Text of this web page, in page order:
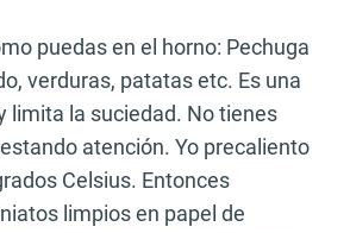
puedas en el horno: Pechuga
verduras, patatas etc. Es una
limita la suciedad. No tienes
atención. Yo precaliento
Celsius. Entonces
limpios en papel de